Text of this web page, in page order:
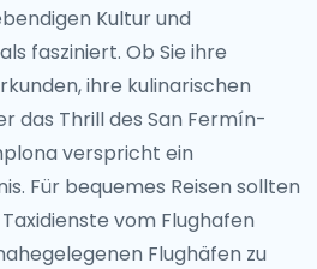
Kultur und
fasziniert. Ob Sie ihre
ihre kulinarischen
das Thrill des San Fermín-
verspricht ein
Für bequemes Reisen sollten
vom Flughafen
Flughäfen zu